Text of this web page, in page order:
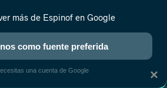
NUEVO
REALITY ANIME RANKINGS CINE ×
más de Espinof en Google
como fuente preferida
una cuenta de Google